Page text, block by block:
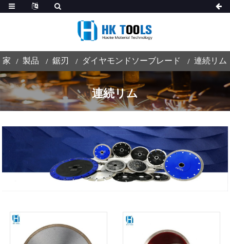
家 製品 鋸刃 ダイヤモンドソーブレード 連続リム
連続リム